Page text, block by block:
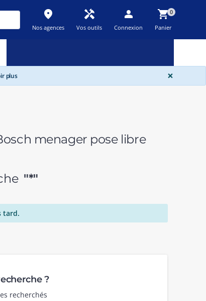
place
Nos agences
handyman
Vos outils
person
Connexion
shopping_cart0
Panier
plus ×
menager pose libre
"*"
tard.
?
recherchés